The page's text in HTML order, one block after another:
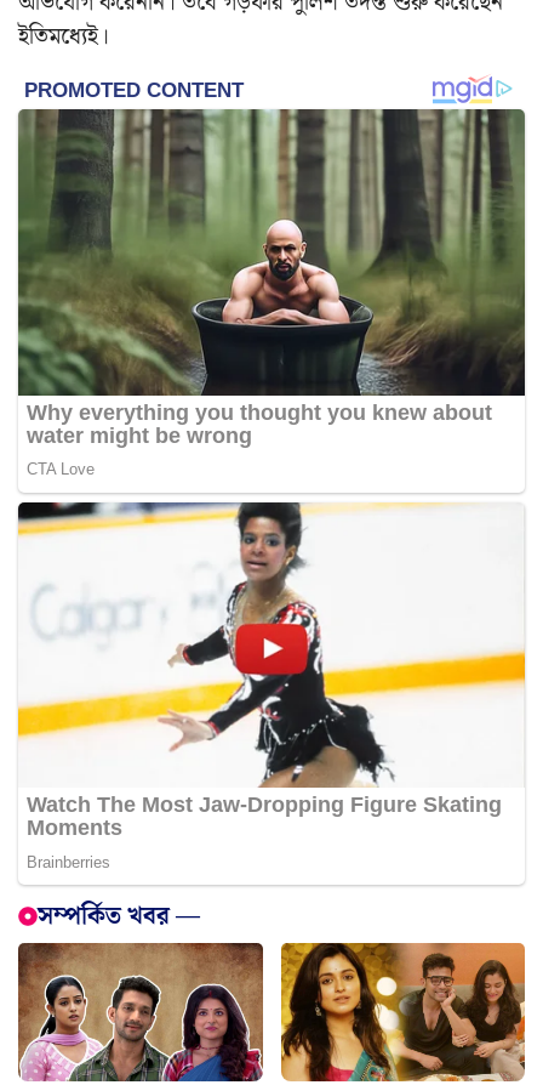
ইতিমধ্যেই।
সম্পর্কিত খবর —